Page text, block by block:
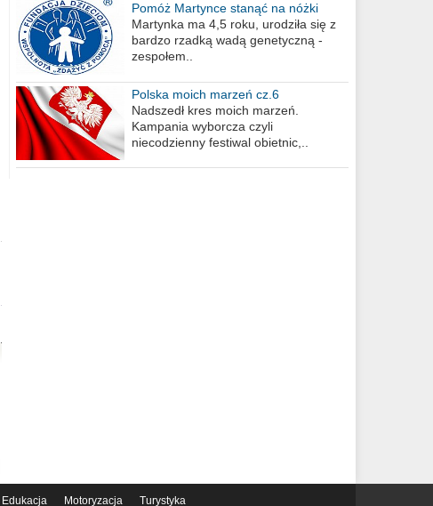
Pomóż Martynce stanąć na nóżki
Martynka ma 4,5 roku, urodziła się z
bardzo rzadką wadą genetyczną -
zespołem..
Polska moich marzeń cz.6
Nadszedł kres moich marzeń.
Kampania wyborcza czyli
niecodzienny festiwal obietnic,..
Edukacja Motoryzacja Turystyka